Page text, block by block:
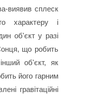
виявив сплеск
характеру і
об'єкт у разі
що робить
об'єкт, як
його гарним
гравітаційні